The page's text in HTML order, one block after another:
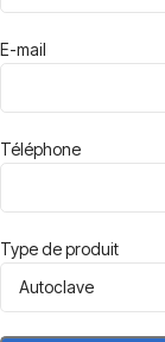
E-mail
Téléphone
Type de produit